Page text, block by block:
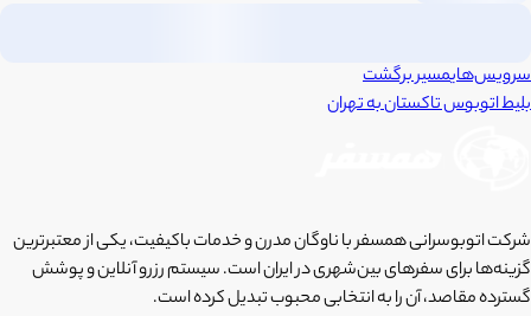
سرویس‌هایمسیر برگشت
بلیط اتوبوستاکستانبهتهران
شرکت اتوبوسرانی همسفر با ناوگان مدرن و خدمات باکیفیت، یکی از معتبرترین
گزینه‌ها برای سفرهای بین‌شهری در ایران است. سیستم رزرو آنلاین و پوشش
گسترده مقاصد، آن را به انتخابی محبوب تبدیل کرده است.